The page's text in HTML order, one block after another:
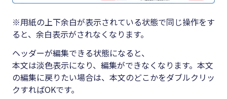
※用紙の上下余白が表示されている状態で同じ操作をす
ると、余白表示がされなくなります。
ヘッダーが編集できる状態になると、
本文は淡色表示になり、編集ができなくなります。本文
の編集に戻りたい場合は、本文のどこかをダブルクリッ
クすればOKです。